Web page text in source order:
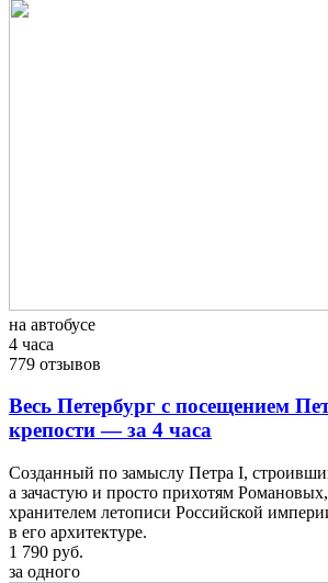
на автобусе
4 часа
779 отзывов
Весь Петербург с посещением
крепости — за 4 часа
Созданный по замыслу Петра I,
а зачастую и просто прихотям
хранителем летописи Российской
в его архитектуре.
1 790 руб.
за одного